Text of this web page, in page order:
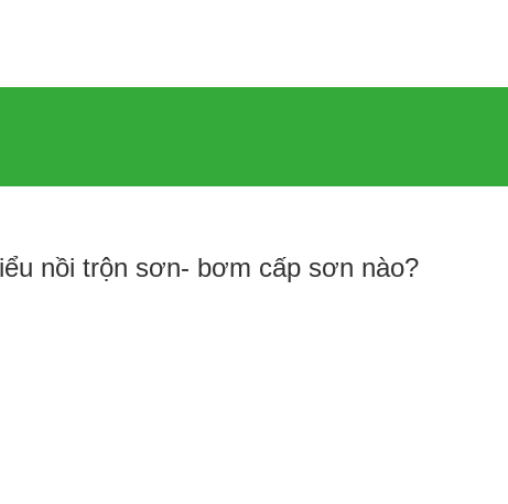
nồi trộn sơn- bơm cấp sơn nào?